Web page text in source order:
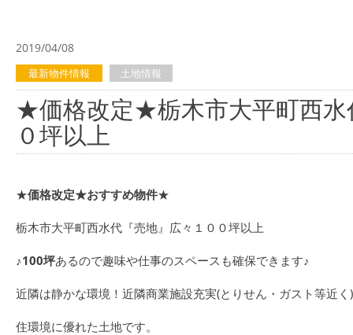
2019/04/08
最新物件情報 土地情報
★価格改定★栃木市大平町西水
０坪以上
★価格改定★おすすめ物件★
栃木市大平町西水代『売地』広々１００坪以上
♪100坪あるので趣味や仕事のスペースも確保できます♪
近隣は静かな環境！近隣商業施設充実(とりせん・ガスト等近く)
住環境に優れた土地です。